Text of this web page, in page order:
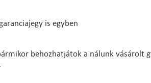
is egyben
behozhatjátok a nálunk vásárolt